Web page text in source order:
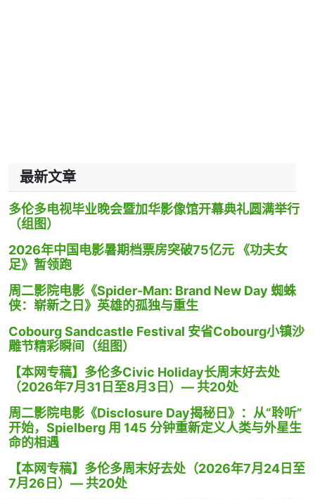
最新文章
多伦多电视毕业晚会暨加华影像馆开幕典礼圆满举行
（组图）
2026年中国电影暑期档票房突破75亿元 《功夫女
足》暂领跑
周二影院电影《Spider-Man: Brand New Day 蜘蛛
侠：崭新之日》英雄的孤独与重生
Cobourg Sandcastle Festival 安省Cobourg小镇沙
雕节精彩瞬间（组图）
【本网专稿】多伦多Civic Holiday长周末好去处
（2026年7月31日至8月3日）— 共20处
周二影院电影《Disclosure Day揭秘日》：从“聆听”
开始，Spielberg 用 145 分钟重新定义人类与外星生
命的相遇
【本网专稿】多伦多周末好去处（2026年7月24日至
7月26日）— 共20处